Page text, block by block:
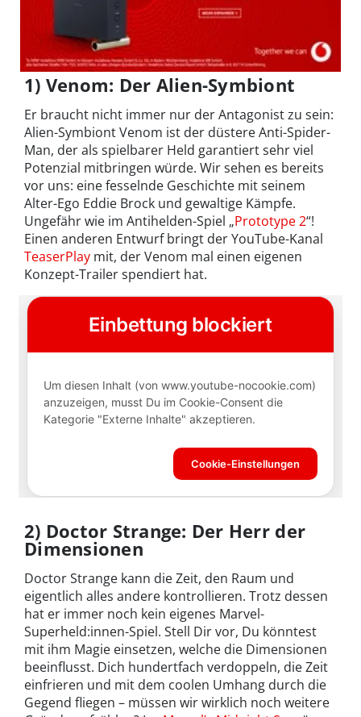
1) Venom: Der Alien-Symbiont
Er braucht nicht immer nur der Antagonist zu sein:
Alien-Symbiont Venom ist der düstere Anti-Spider-
Man, der als spielbarer Held garantiert sehr viel
Potenzial mitbringen würde. Wir sehen es bereits
vor uns: eine fesselnde Geschichte mit seinem
Alter-Ego Eddie Brock und gewaltige Kämpfe.
Ungefähr wie im Antihelden-Spiel „Prototype 2“!
Einen anderen Entwurf bringt der YouTube-Kanal
TeaserPlay mit, der Venom mal einen eigenen
Konzept-Trailer spendiert hat.
2) Doctor Strange: Der Herr der
Dimensionen
Doctor Strange kann die Zeit, den Raum und
eigentlich alles andere kontrollieren. Trotz dessen
hat er immer noch kein eigenes Marvel-
Superheld:innen-Spiel. Stell Dir vor, Du könntest
mit ihm Magie einsetzen, welche die Dimensionen
beeinflusst. Dich hundertfach verdoppeln, die Zeit
einfrieren und mit dem coolen Umhang durch die
Gegend fliegen – müssen wir wirklich noch weitere